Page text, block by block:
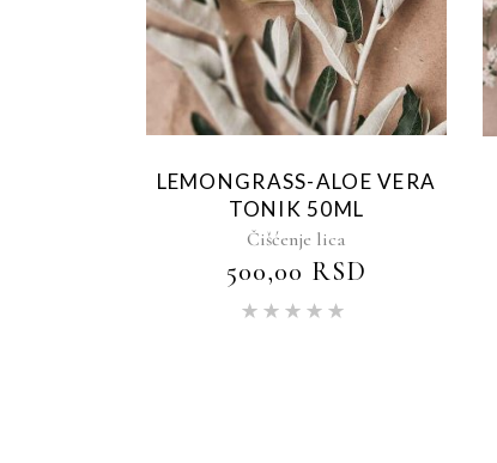
LEMONGRASS-ALOE VERA
TONIK 50ML
Čišćenje lica
500,00 RSD